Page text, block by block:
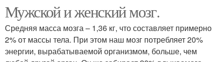
Мужской и женский мозг.
Средняя масса мозга – 1,36 кг, что составляет примерно
2% от массы тела. При этом наш мозг потребляет 20%
энергии, вырабатываемой организмом, больше, чем